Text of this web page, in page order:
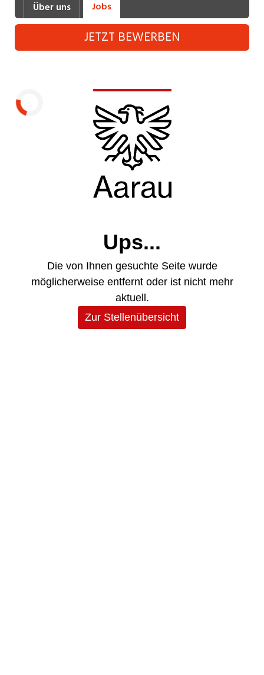
Industrie, Maschinenbau, Anlagenbau,
Produktion
Informatik, Telekommunikation
Marketing, Kommunikation, Medien, Druck
Mechanik, Elektronik, Optik (Fertigung)
Medizin, Gesundheitswesen, Pflege
Sicherheit, Rettung, Polizei, Zoll
Über uns Jobs
JETZT BEWERBEN